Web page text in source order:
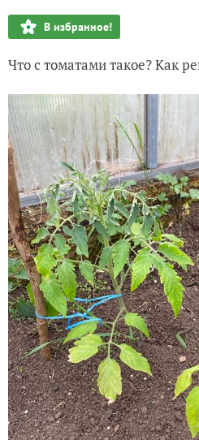
В избранное!
Что с томатами такое? Как